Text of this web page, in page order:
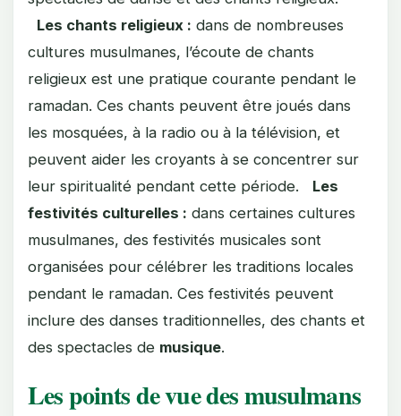
Les chants religieux : dans de nombreuses
cultures musulmanes, l’écoute de chants
religieux est une pratique courante pendant le
ramadan. Ces chants peuvent être joués dans
les mosquées, à la radio ou à la télévision, et
peuvent aider les croyants à se concentrer sur
leur spiritualité pendant cette période. Les
festivités culturelles : dans certaines cultures
musulmanes, des festivités musicales sont
organisées pour célébrer les traditions locales
pendant le ramadan. Ces festivités peuvent
inclure des danses traditionnelles, des chants et
des spectacles de musique.
Les points de vue des musulmans